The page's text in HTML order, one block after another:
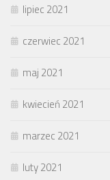
lipiec 2021
czerwiec 2021
maj 2021
kwiecień 2021
marzec 2021
luty 2021